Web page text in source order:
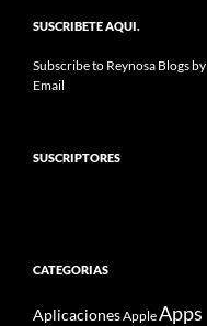
SUSCRIBETE AQUI.
Subscribe to Reynosa Blogs by
Email
SUSCRIPTORES
CATEGORIAS
Aplicaciones AppleApps